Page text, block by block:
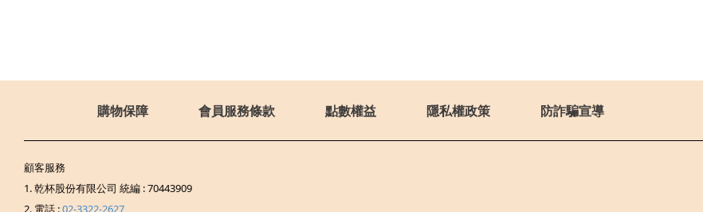
購物保障 會員服務條款 點數權益 隱私權政策 防詐騙宣導
顧客服務
1. 乾杯股份有限公司 統編 : 70443909
2. 電話 :02-3322-2627